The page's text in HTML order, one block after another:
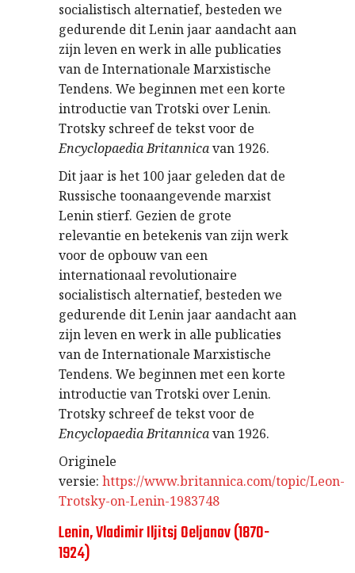
socialistisch alternatief, besteden we
gedurende dit Lenin jaar aandacht aan
zijn leven en werk in alle publicaties
van de Internationale Marxistische
Tendens. We beginnen met een korte
introductie van Trotski over Lenin.
Trotsky schreef de tekst voor de
Encyclopaedia Britannicavan 1926.
Dit jaar is het 100 jaar geleden dat de
Russische toonaangevende marxist
Lenin stierf. Gezien de grote
relevantie en betekenis van zijn werk
voor de opbouw van een
internationaal revolutionaire
socialistisch alternatief, besteden we
gedurende dit Lenin jaar aandacht aan
zijn leven en werk in alle publicaties
van de Internationale Marxistische
Tendens. We beginnen met een korte
introductie van Trotski over Lenin.
Trotsky schreef de tekst voor de
Encyclopaedia Britannicavan 1926.
Originele
versie: https://www.britannica.com/topic/Leon-
Trotsky-on-Lenin-1983748
Lenin, Vladimir Iljitsj Oeljanov (1870-
1924)